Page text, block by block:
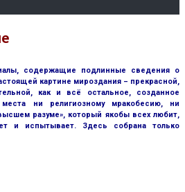
содержащие подлинные сведения о
картине мироздания – прекрасной,
как и всё остальное, созданное
ни религиозному мракобесию, ни
разуме», который якобы всех любит,
и испытывает. Здесь собрана только